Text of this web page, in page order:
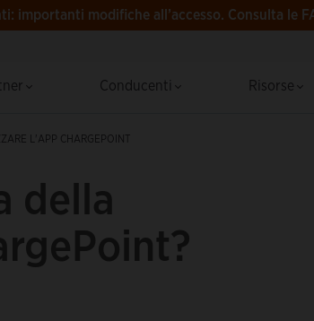
importanti modifiche all’accesso. Consulta le
Conducenti Risorse
L'APP CHARGEPOINT
della